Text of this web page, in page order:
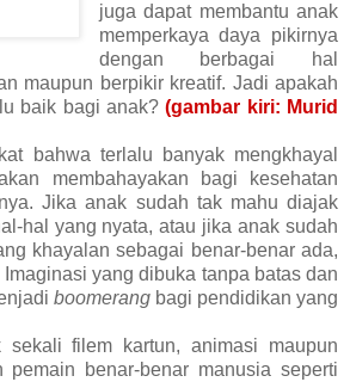
juga dapat membantu anak
memperkaya daya pikirnya
dengan berbagai hal
maupun berpikir kreatif. Jadi apakah
baik bagi anak? (gambar kiri: Murid
bahwa terlalu banyak mengkhayal
membahayakan bagi kesehatan
Jika anak sudah tak mahu diajak
hal yang nyata, atau jika anak sudah
khayalan sebagai benar-benar ada,
yang dibuka tanpa batas dan
boomerang bagi pendidikan yang
sekali filem kartun, animasi maupun
pemain benar-benar manusia seperti